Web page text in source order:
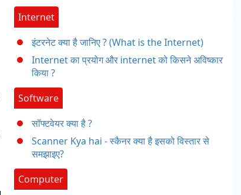
Internet
इंटरनेट क्या है जानिए ? (What is the Internet)
Internet का प्रयोग और internet को किसने अविष्कार
किया ?
Software
सॉफ्टवेयर क्या है ?
Scanner Kya hai - स्कैनर क्या है इसको विस्तार से
समझाइए?
Computer